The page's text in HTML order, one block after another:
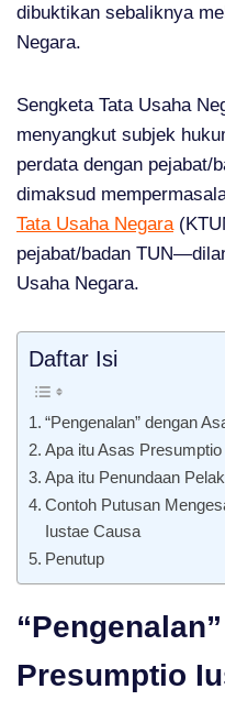
dibuktikan sebaliknya
Negara.
Sengketa Tata Usaha
menyangkut subjek
perdata dengan pejabat/
dimaksud
Tata Usaha Negara
pejabat/badan
Usaha Negara.
Daftar Isi
“Pengenalan” dengan
Apa itu Asas
Apa itu Penundaan
Contoh Putusan
Iustae Causa
Penutup
Presumptio